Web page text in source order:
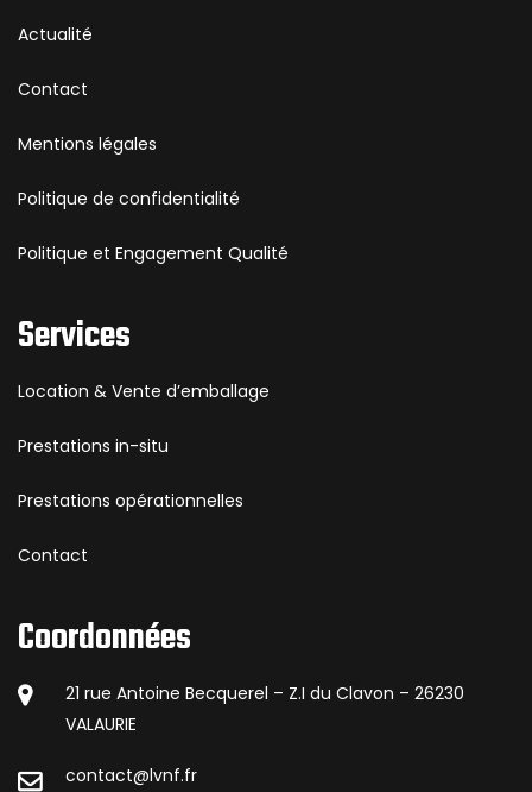
Actualité
Contact
Mentions légales
Politique de confidentialité
Politique et Engagement Qualité
Services
Location & Vente d’emballage
Prestations in-situ
Prestations opérationnelles
Contact
Coordonnées
21 rue Antoine Becquerel – Z.I du Clavon – 26230
VALAURIE
contact@lvnf.fr